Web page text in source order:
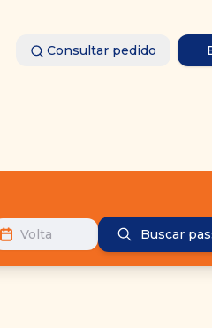
Consultar pedido
Volta Buscar